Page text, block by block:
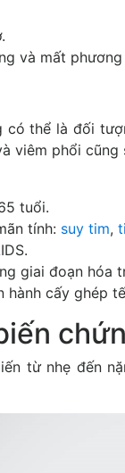
và mất
có thể là đối
viêm phổi
tuổi.
tính: suy tim,
giai đoạn hóa
hành cấy ghép
từ nhẹ đến